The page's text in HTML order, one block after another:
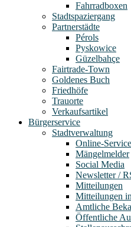
Fahrradboxen
Stadtspaziergang
Partnerstädte
Pérols
Pyskowice
Güzelbahçe
Fairtrade-Town
Goldenes Buch
Friedhöfe
Trauorte
Verkaufsartikel
Bürgerservice
Stadtverwaltung
Online-Service
Mängelmelder
Social Media
Newsletter /
Mitteilungen
Mitteilungen
Amtliche
Öffentliche